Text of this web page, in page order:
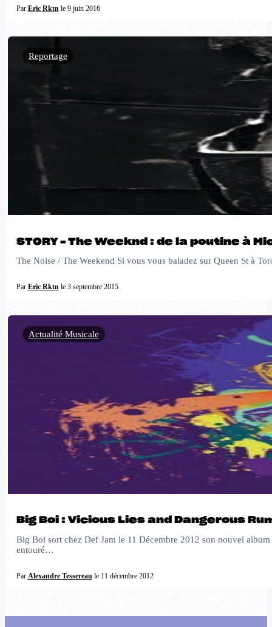
Par Eric Rktnle 9 juin 2016
STORY – The Weeknd : de la poutine à
The Noise / The Weekend Si vous vous baladez sur Queen St à
Par Eric Rktnle 3 septembre 2015
Reportage
Big Boi : Vicious Lies and Dangerous
Big Boi sort chez Def Jam le 11 Décembre 2012 son nouvel
entouré…
Par Alexandre Tessereaule 11 décembre 2012
Actualité Musicale